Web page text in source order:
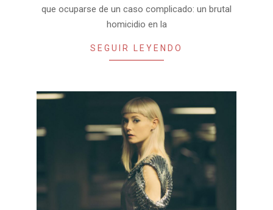
que ocuparse de un caso complicado: un brutal
homicidio en la
SEGUIR LEYENDO